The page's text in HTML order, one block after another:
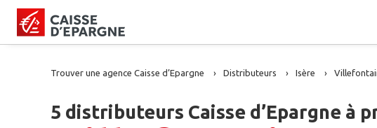
Trouver une agence Caisse d’Epargne Distributeurs Isère
5 distributeurs Caisse d’Epargne à